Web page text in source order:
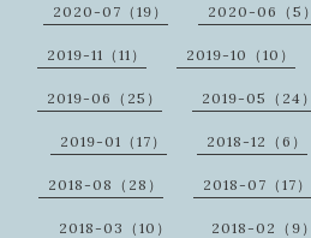
2020-07（19） 2020-06（5）
2019-11（11） 2019-10（10）
2019-06（25） 2019-05（24）
2019-01（17） 2018-12（6）
2018-08（28） 2018-07（17）
2018-03（10） 2018-02（9）